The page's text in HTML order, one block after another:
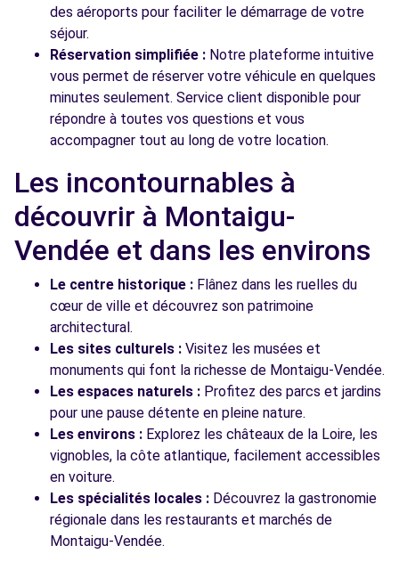
des aéroports pour faciliter le démarrage de votre
séjour.
Réservation simplifiée : Notre plateforme intuitive
vous permet de réserver votre véhicule en quelques
minutes seulement. Service client disponible pour
répondre à toutes vos questions et vous
accompagner tout au long de votre location.
Les incontournables à
découvrir à Montaigu-
Vendée et dans les environs
Le centre historique : Flânez dans les ruelles du
cœur de ville et découvrez son patrimoine
architectural.
Les sites culturels : Visitez les musées et
monuments qui font la richesse de Montaigu-Vendée.
Les espaces naturels : Profitez des parcs et jardins
pour une pause détente en pleine nature.
Les environs : Explorez les châteaux de la Loire, les
vignobles, la côte atlantique, facilement accessibles
en voiture.
Les spécialités locales : Découvrez la gastronomie
régionale dans les restaurants et marchés de
Montaigu-Vendée.